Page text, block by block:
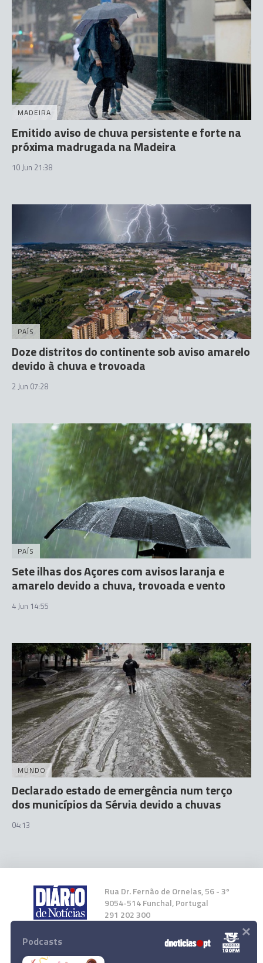
MADEIRA
Emitido aviso de chuva persistente e forte na
próxima madrugada na Madeira
10 Jun 21:38
PAÍS
Doze distritos do continente sob aviso amarelo
devido à chuva e trovoada
2 Jun 07:28
PAÍS
Sete ilhas dos Açores com avisos laranja e
amarelo devido a chuva, trovoada e vento
4 Jun 14:55
MUNDO
Declarado estado de emergência num terço
dos municípios da Sérvia devido a chuvas
04:13
Rua Dr. Fernão de Ornelas, 56 - 3º
9054-514 Funchal, Portugal
291 202 300
Instale a nossa App
Podcasts ×